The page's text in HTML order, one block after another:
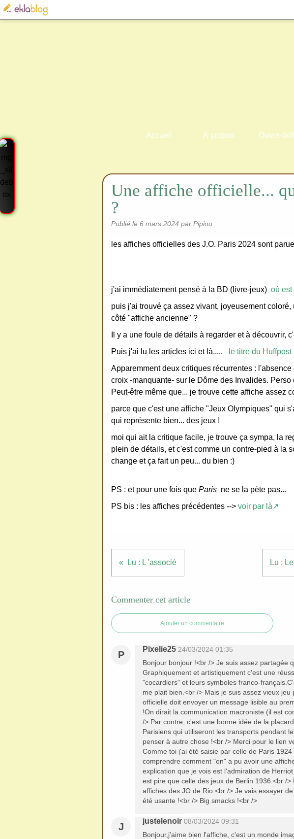
Accueil À propos Ouvre-
Une affiche officielle...
?
Publié le 6 mars 2024 par Pipiou
les affiches officielles des J.O. Paris 2024 sont
j'ai immédiatement pensé à la BD (livre-jeux) où
puis j'ai trouvé ça assez vivant, joyeusement
côté "affiche ancienne" ?
Il y a une foule de détails à regarder et à découvrir,
Puis j'ai lu les articles ici et là.....
le titre du
Apparemment deux critiques récurrentes :
croix -manquante- sur le Dôme des Invalides. Perso
Peut-être même que... je trouve cette affiche assez
parce que c'est une affiche "Jeux Olympiques" qui
qui représente bien... des jeux !
moi qui ait la critique facile, je trouve ça sympa, la
plein de détails, et c'est comme un contre-pied à la
change et ça fait un peu... du bien :)
PS : et pour une fois que Paris ne se la pète pas...
PS bis : les affiches précédentes --> voir par là↗
Lu : L 'associé Lu :
Commenter cet article
Ajouter un commentaire
P
Pixelie25 24/03/2024 01:35
Bonjour bonjour !<br /> Je suis assez partagée
Graphiquement et artistiquement c'est une
"cocardiers" et leurs symboles franco-
me plait bien.<br /> Mais je suis assez vieux
officielle doit envoyer un message lisible au
!On dirait la communication macroniste (il est
/> Par contre, c'est une bonne idée de la
Parisiens qui utiliseront les transports pendant
penser à autre chose !<br /> Merci pour le lien
Comme toi j'ai été saisie par celle de Paris
comprendre comment "on" a pu avoir une
explication que je vois est l'admiration de
est pire que celle des jeux de Berlin 1936.<br /
affiches des JO de Rio.<br /> Je vais essayer
été usante !<br /> Big smacks !<br />
J
justelenoir 08/03/2024 09:31
Bonjour,j'aime bien l'affiche, c'est un monde